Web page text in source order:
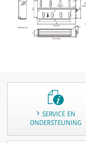
SERVICE EN
ONDERSTEUNING